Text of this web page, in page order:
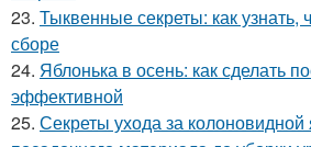
23. Тыквенные секреты: как узнать,
сборе
24. Яблонька в осень: как сделать
эффективной
25. Секреты ухода за